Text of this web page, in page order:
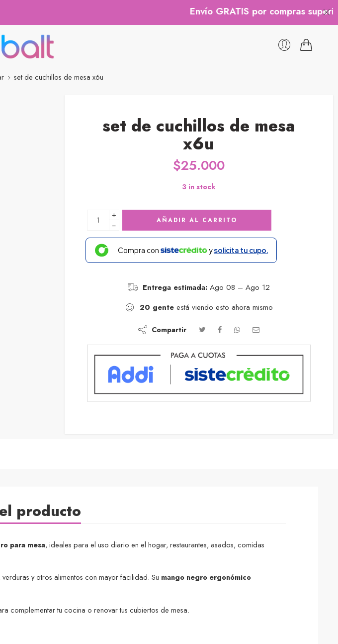
Envío GRATIS por compras
set de cuchillos de mesa x6u
set de cuchillos de mesa
x6u
$25.000
3 in stock
+
−
AÑADIR AL CARRITO
Compra con ysolicita tu cupo.
Entrega estimada:Ago 08 – Ago 12
20 genteestá viendo esto ahora mismo
Compartir
producto
para mesa, ideales para el uso diario en el hogar, restaurantes, asados, comidas
y otros alimentos con mayor facilidad. Su mango negro ergonómico
complementar tu cocina o renovar tus cubiertos de mesa.